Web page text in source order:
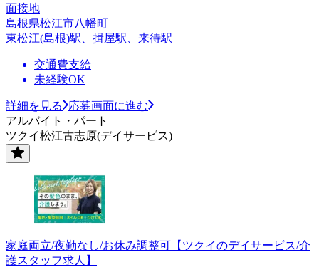
面接地
島根県松江市八幡町
東松江(島根)駅、揖屋駅、来待駅
交通費支給
未経験OK
詳細を見る
応募画面に進む
アルバイト・パート
ツクイ松江古志原(デイサービス)
家庭両立/夜勤なし/お休み調整可【ツクイのデイサービス/介
護スタッフ求人】